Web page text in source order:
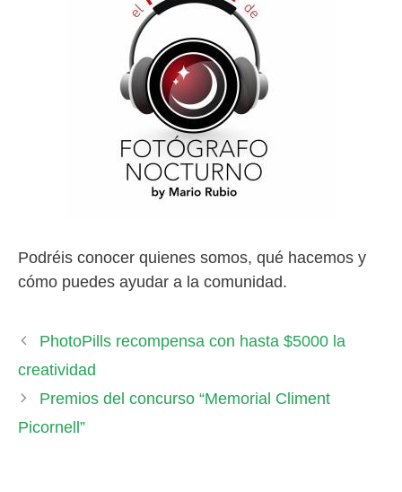
Podréis conocer quienes somos, qué hacemos y
cómo puedes ayudar a la comunidad.
PhotoPills recompensa con hasta $5000 la
creatividad
Premios del concurso “Memorial Climent
Picornell”